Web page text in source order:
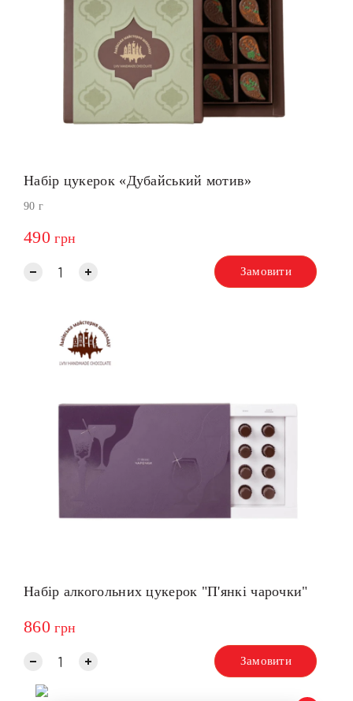
Набір цукерок «Дубайський мотив»
90 г
490 грн
Замовити
Набір алкогольних цукерок "П'янкі чарочки"
860 грн
Замовити